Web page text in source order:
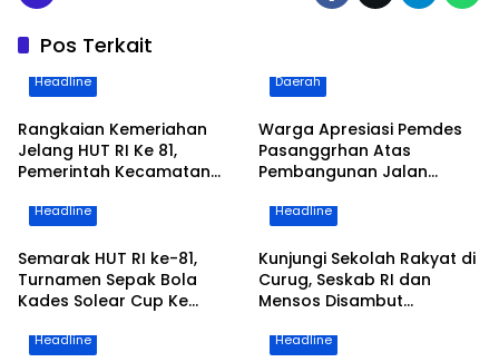
Pos Terkait
Headline
Rangkaian Kemeriahan
Jelang HUT RI Ke 81,
Pemerintah Kecamatan
Santai Serta Sediakan
Daerah
Warga Apresiasi Pemdes
Pasanggrhan Atas
Pembangunan Jalan
Headline
Semarak HUT RI ke-81,
Turnamen Sepak Bola
Kades Solear Cup Ke
Tim di Lapangan Pasir
Headline
Kunjungi Sekolah Rakyat di
Curug, Seskab RI dan
Mensos Disambut
Bupati Tangerang
Headline Headline